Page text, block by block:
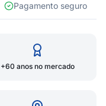
Pagamento seguro
+60 anos no mercado